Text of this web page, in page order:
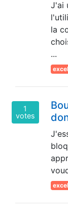
J'ai
la
...
excel
1
votes
excel